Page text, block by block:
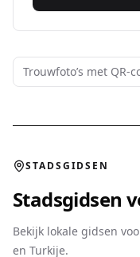
Trouwfoto’s met QR-
STADSGIDSEN
Stadsgidsen
Bekijk lokale gidsen
en Turkije.